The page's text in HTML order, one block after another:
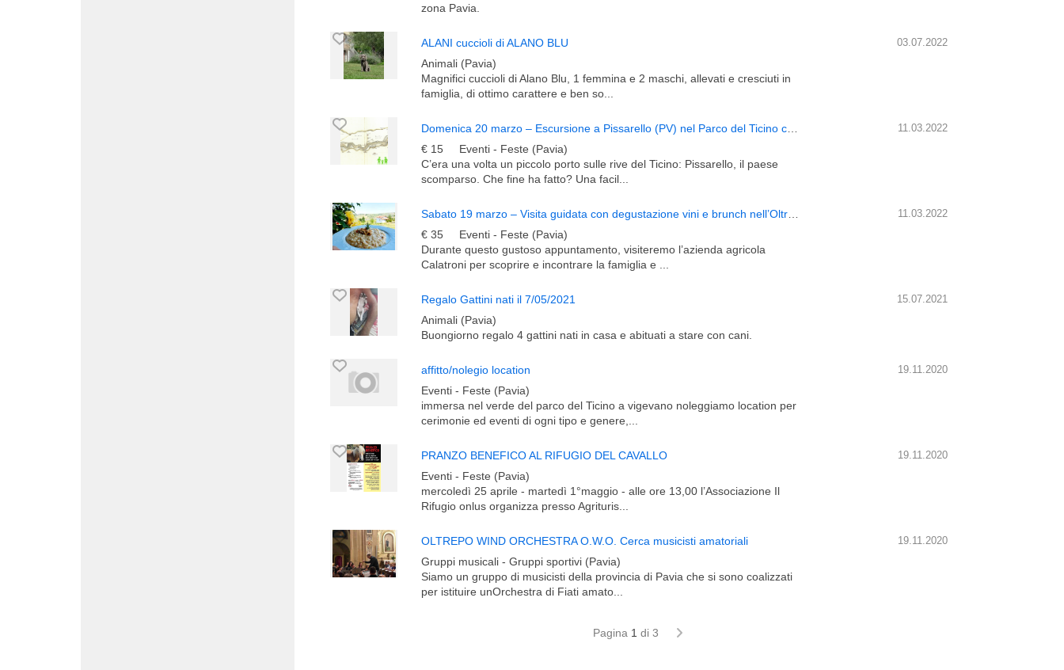
zona Pavia.
03.07.2022
ALANI cuccioli di ALANO BLU
Animali (Pavia)
Magnifici cuccioli di Alano Blu, 1 femmina e 2 maschi, allevati e cresciuti in
famiglia, di ottimo carattere e ben so...
11.03.2022
€ 15
Eventi - Feste (Pavia)
C’era una volta un piccolo porto sulle rive del Ticino: Pissarello, il paese
scomparso. Che fine ha fatto? Una facil...
11.03.2022
€ 35
Eventi - Feste (Pavia)
Durante questo gustoso appuntamento, visiteremo l’azienda agricola
Calatroni per scoprire e incontrare la famiglia e ...
15.07.2021
Regalo Gattini nati il 7/05/2021
Animali (Pavia)
Buongiorno regalo 4 gattini nati in casa e abituati a stare con cani.
19.11.2020
affitto/nolegio location
Eventi - Feste (Pavia)
immersa nel verde del parco del Ticino a vigevano noleggiamo location per
cerimonie ed eventi di ogni tipo e genere,...
19.11.2020
PRANZO BENEFICO AL RIFUGIO DEL CAVALLO
Eventi - Feste (Pavia)
mercoledì 25 aprile - martedì 1°maggio - alle ore 13,00 l’Associazione Il
Rifugio onlus organizza presso Agrituris...
19.11.2020
OLTREPO WIND ORCHESTRA O.W.O. Cerca musicisti amatoriali
Gruppi musicali - Gruppi sportivi (Pavia)
Siamo un gruppo di musicisti della provincia di Pavia che si sono coalizzati
per istituire unOrchestra di Fiati amato...
Pagina 1 di 3